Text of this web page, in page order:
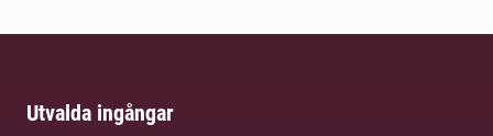
Utvalda ingångar